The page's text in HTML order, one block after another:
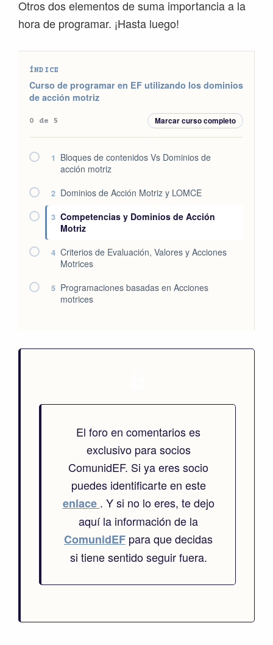
Otros dos elementos de suma importancia a la
hora de programar. ¡Hasta luego!
ÍNDICE
Curso de programar en EF utilizando los dominios
de acción motriz
0 de 5 Marcar curso completo
1
Bloques de contenidos Vs Dominios de
acción motriz
2 Dominios de Acción Motriz y LOMCE
3 Competencias y Dominios de Acción
Motriz
4 Criterios de Evaluación, Valores y Acciones
Motrices
5 Programaciones basadas en Acciones
motrices
El foro en comentarios es
exclusivo para socios
ComunidEF. Si ya eres socio
puedes identificarte en este
enlace . Y si no lo eres, te dejo
aquí la información de la
ComunidEF para que decidas
si tiene sentido seguir fuera.